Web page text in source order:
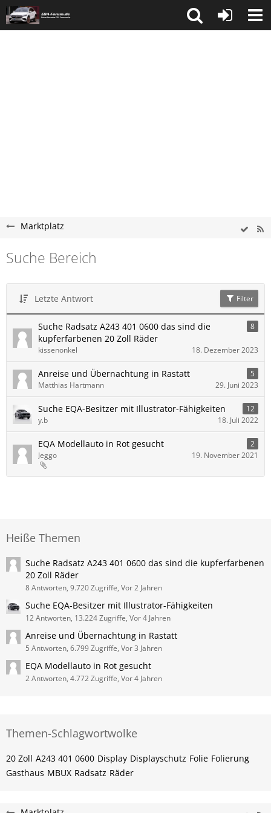
Marktplatz
Suche Bereich
Letzte Antwort Filter
Suche Radsatz A243 401 0600 das sind die
kupferfarbenen 20 Zoll Räder
8
kissenonkel 18. Dezember 2023
Anreise und Übernachtung in Rastatt
5
Matthias Hartmann
29. Juni 2023
Suche EQA-Besitzer mit Illustrator-Fähigkeiten
12
y.b
18. Juli 2022
EQA Modellauto in Rot gesucht
2
Jeggo
19. November 2021
Heiße Themen
Suche Radsatz A243 401 0600 das sind die kupferfarbenen
20 Zoll Räder
8 Antworten, 9.720 Zugriffe, Vor 2 Jahren
Suche EQA-Besitzer mit Illustrator-Fähigkeiten
12 Antworten, 13.224 Zugriffe, Vor 4 Jahren
Anreise und Übernachtung in Rastatt
5 Antworten, 6.799 Zugriffe, Vor 3 Jahren
EQA Modellauto in Rot gesucht
2 Antworten, 4.772 Zugriffe, Vor 4 Jahren
Themen-Schlagwortwolke
20 Zoll A243 401 0600 Display Displayschutz Folie Folierung
Gasthaus MBUX Radsatz Räder